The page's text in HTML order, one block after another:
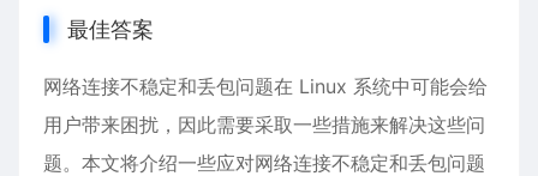
最佳答案
网络连接不稳定和丢包问题在 Linux 系统中可能会给
用户带来困扰，因此需要采取一些措施来解决这些问
题。本文将介绍一些应对网络连接不稳定和丢包问题